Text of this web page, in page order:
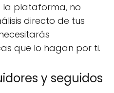
plataforma, no
directo de tus
que lo hagan por ti.
y seguidos